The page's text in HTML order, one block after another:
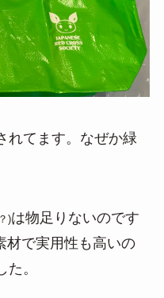
れてます。なぜか緑
)は物足りないのです
材で実用性も高いの
。